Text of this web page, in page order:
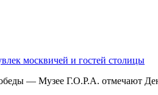
москвичей и гостей столицы
— Музее Г.О.Р.А. отмечают